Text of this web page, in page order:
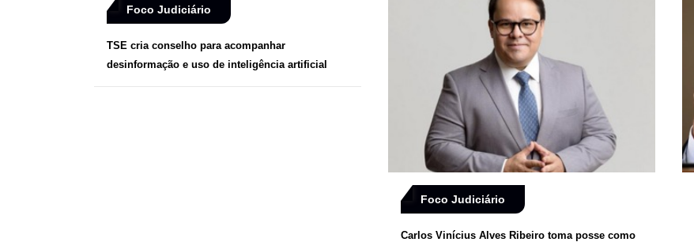
Foco Judiciário
TSE cria conselho para acompanhar
desinformação e uso de inteligência artificial
Foco Judiciário
Carlos Vinícius Alves Ribeiro toma posse como